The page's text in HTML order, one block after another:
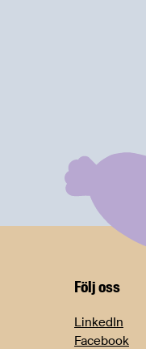
Följ oss
LinkedIn
Facebook